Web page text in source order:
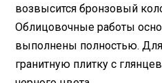
возвысится бронзовый
Облицовочные работы
выполнены полностью.
гранитную плитку с